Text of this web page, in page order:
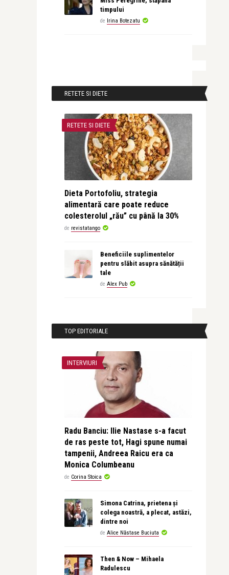
timpului
de Irina Botezatu
RETETE SI DIETE
RETETE SI DIETE
Dieta Portofoliu, strategia
alimentară care poate reduce
colesterolul „rău” cu până la 30%
de revistatango
Beneficiile suplimentelor
pentru slăbit asupra sănătății
tale
de Alex Pub
TOP EDITORIALE
INTERVIURI
Radu Banciu: Ilie Nastase s-a facut
de ras peste tot, Hagi spune numai
tampenii, Andreea Raicu era ca
Monica Columbeanu
de Corina Stoica
Simona Catrina, prietena și
colega noastră, a plecat, astăzi,
dintre noi
de Alice Năstase Buciuta
Then & Now – Mihaela
Radulescu